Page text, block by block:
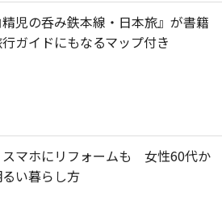
精児の呑み鉄本線・日本旅』が書籍
ガイドにもなるマップ付き
マホにリフォームも 女性60代か
い暮らし方